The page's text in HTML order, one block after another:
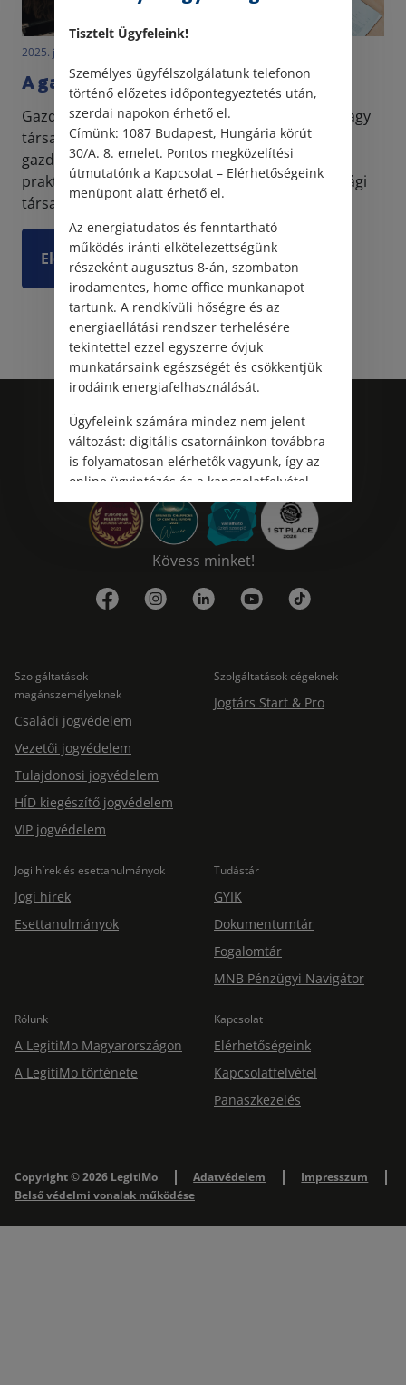
2025. január 20. • LegitiMoadmin
A gazdasági társaságok
Gazdasági tevékenységet végezhetünk egyéni, vagy
társas formában. Utóbbi esetben általában
gazdasági társaságot létesítünk, ugyanis így
praktikus az üzleti életben részt venni. A gazdasági
társaság...
Elolvasom
Kövess minket!
Szolgáltatások
magánszemélyeknek
Családi jogvédelem
Vezetői jogvédelem
Tulajdonosi jogvédelem
HÍD kiegészítő jogvédelem
VIP jogvédelem
Szolgáltatások cégeknek
Jogtárs Start & Pro
Jogi hírek és esettanulmányok
Jogi hírek
Esettanulmányok
Tudástár
GYIK
Dokumentumtár
Fogalomtár
MNB Pénzügyi Navigátor
Rólunk
A LegitiMo Magyarországon
A LegitiMo története
Kapcsolat
Elérhetőségeink
Kapcsolatfelvétel
Panaszkezelés
Copyright © 2026 LegitiMo Adatvédelem
Impresszum
Belső védelmi vonalak működése
Tisztelt Ügyfeleink!
Személyes ügyfélszolgálatunk telefonon
történő előzetes időpontegyeztetés után,
szerdai napokon érhető el.
Címünk: 1087 Budapest, Hungária körút
30/A. 8. emelet. Pontos megközelítési
útmutatónk a Kapcsolat – Elérhetőségeink
menüpont alatt érhető el.
Az energiatudatos és fenntartható
működés iránti elkötelezettségünk
részeként augusztus 8-án, szombaton
irodamentes, home office munkanapot
tartunk. A rendkívüli hőségre és az
energiaellátási rendszer terhelésére
tekintettel ezzel egyszerre óvjuk
munkatársaink egészségét és csökkentjük
irodáink energiafelhasználását.
Ügyfeleink számára mindez nem jelent
változást: digitális csatornáinkon továbbra
is folyamatosan elérhetők vagyunk, így az
online ügyintézés és a kapcsolatfelvétel
változatlanul biztosított.